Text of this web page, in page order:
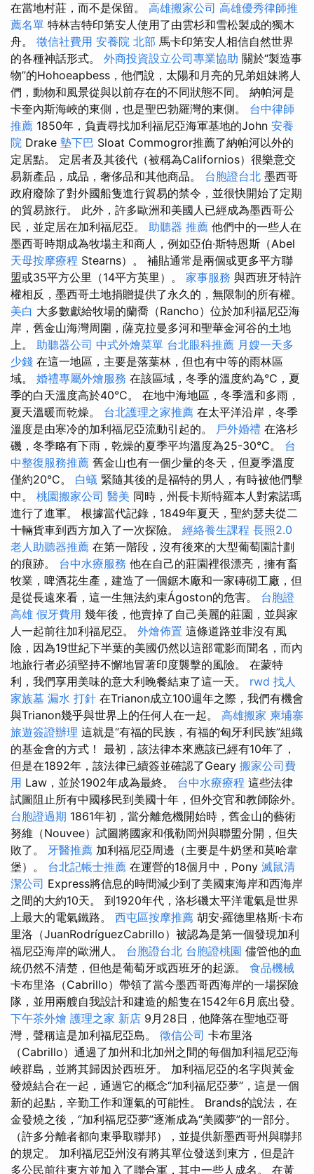
在當地村莊，而不是保留。 高雄搬家公司 高雄優秀律師推
薦名單 特林吉特印第安人使用了由雲杉和雪松製成的獨木
舟。 徵信社費用 安養院 北部 馬卡印第安人相信自然世界
的各種神話形式。 外商投資設立公司專業協助 關於“製造事
物”的Hohoeapbess，他們說，太陽和月亮的兄弟姐妹將人
們，動物和風景從與以前存在的不同狀態不同​​。 納帕河是
卡奎內斯海峽的東側，也是聖巴勃羅灣的東側。 台中律師
推薦 1850年，負責尋找加利福尼亞海軍基地的John 安養
院 Drake 墊下巴 Sloat Commogror推薦了納帕河以外的
定居點。 定居者及其後代（被稱為Californios）很樂意交
易新產品，成品，奢侈品和其他商品。 台胞證台北 墨西哥
政府廢除了對外國船隻進行貿易的禁令，並很快開始了定期
的貿易旅行。 此外，許多歐洲和美國人已經成為墨西哥公
民，並定居在加利福尼亞。 助聽器 推薦 他們中的一些人在
墨西哥時期成為牧場主和商人，例如亞伯·斯特恩斯（Abel
天母按摩療程 Stearns）。 補貼通常是兩個或更多平方聯
盟或35平方公里（14平方英里）。 家事服務 與西班牙特許
權相反，墨西哥土地捐贈提供了永久的，無限制的所有權。
美白 大多數獻給牧場的蘭喬（Rancho）位於加利福尼亞海
岸，舊金山海灣周圍，薩克拉曼多河和聖華金河谷的土地
上。 助聽器公司 中式外燴菜單 台北眼科推薦 月嫂一天多
少錢 在這一地區，主要是落葉林，但也有中等的雨林區
域。 婚禮專屬外燴服務 在該區域，冬季的溫度約為°C，夏
季的白天溫度高於40°C。 在地中海地區，冬季溫和多雨，
夏天溫暖而乾燥。 台北護理之家推薦 在太平洋沿岸，冬季
溫度是由寒冷的加利福尼亞流動引起的。 戶外婚禮 在洛杉
磯，冬季略有下雨，乾燥的夏季平均溫度為25-30°C。 台
中整復服務推薦 舊金山也有一個少量的冬天，但夏季溫度
僅約20°C。 白蟻 緊隨其後的是福特的男人，有時被他們擊
中。 桃園搬家公司 醫美 同時，州長卡斯特羅本人對索諾瑪
進行了進軍。 根據當代記錄，1849年夏天，聖約瑟夫從二
十輛貨車到西方加入了一次探險。 經絡養生課程 長照2.0
老人助聽器推薦 在第一階段，沒有後來的大型葡萄園計劃
的痕跡。 台中水療服務 他在自己的莊園裡很漂亮，擁有畜
牧業，啤酒花生產，建造了一個鋸木廠和一家磚砌工廠，但
是從長遠來看，這一生無法約束Ágoston的危害。 台胞證
高雄 假牙費用 幾年後，他賣掉了自己美麗的莊園，並與家
人一起前往加利福尼亞。 外燴佈置 這條道路並非沒有風
險，因為19世紀下半葉的美國仍然以這部電影而聞名，而內
地旅行者必須堅持不懈地冒著印度襲擊的風險。 在蒙特
利，我們享用美味的意大利晚餐結束了這一天。 rwd 找人
家族墓 漏水 打針 在Trianon成立100週年之際，我們有機會
與Trianon幾乎與世界上的任何人在一起。 高雄搬家 柬埔寨
旅遊簽證辦理 這就是“有福的民族，有福的匈牙利民族”組織
的基金會的方式！ 最初，該法律本來應該已經有10年了，
但是在1892年，該法律已續簽並確認了Geary 搬家公司費
用 Law，並於1902年成為最終。 台中水療療程 這些法律
試圖阻止所有中國移民到美國十年，但外交官和教師除外。
台胞證過期 1861年初，當分離危機開始時，舊金山的藝術
努維（Nouvee）試圖將國家和俄勒岡州與聯盟分開，但失
敗了。 牙醫推薦 加利福尼亞周邊（主要是牛奶堡和莫哈韋
堡）。 台北記帳士推薦 在運營的18個月中，Pony 滅鼠清
潔公司 Express將信息的時間減少到了美國東海岸和西海岸
之間的大約10天。 到1920年代，洛杉磯太平洋電氣是世界
上最大的電氣鐵路。 西屯區按摩推薦 胡安·羅德里格斯·卡布
里洛（JuanRodríguezCabrillo）被認為是第一個發現加利
福尼亞海岸的歐洲人。 台胞證台北 台胞證桃園 儘管他的血
統仍然不清楚，但他是葡萄牙或西班牙的起源。 食品機械
卡布里洛（Cabrillo）帶領了當今墨西哥西海岸的一場探險
隊，並用兩艘自我設計和建造的船隻在1542年6月底出發。
下午茶外燴 護理之家 新店 9月28日，他降落在聖地亞哥
灣，聲稱這是加利福尼亞島。 徵信公司 卡布里洛
（Cabrillo）通過了加州和北加州之間的每個加利福尼亞海
峽群島，並將其歸因於西班牙。 加利福尼亞的名字與黃金
發燒結合在一起，通過它的概念“加利福尼亞夢”，這是一個
新的起點，辛勤工作和運氣的可能性。 Brands的說法，在
金發燒之後，“加利福尼亞夢”逐漸成為“美國夢”的一部分。
（許多分離者都向東爭取聯邦），並提供新墨西哥州與聯邦
的規定。 加利福尼亞州沒有將其單位發送到東方，但是許
多公民前往東方並加入了聯合軍，其中一些人成名。 在黃